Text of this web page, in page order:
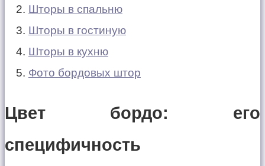
Шторы в спальню
Шторы в гостиную
Шторы в кухню
Фото бордовых штор
Цвет бордо: его
специфичность